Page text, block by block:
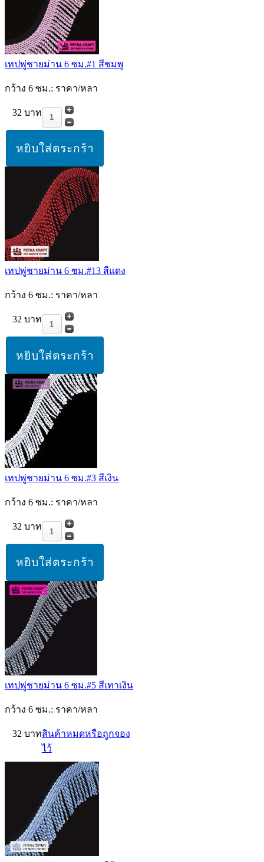
เทปพู่ชายม่าน 6 ซม.#1 สีชมพู
กว้าง 6 ซม.: ราคา/หลา
32 บาท
เทปพู่ชายม่าน 6 ซม.#13 สีแดง
กว้าง 6 ซม.: ราคา/หลา
32 บาท
เทปพู่ชายม่าน 6 ซม.#3 สีเงิน
กว้าง 6 ซม.: ราคา/หลา
32 บาท
เทปพู่ชายม่าน 6 ซม.#5 สีเทาเงิน
กว้าง 6 ซม.: ราคา/หลา
32 บาทสินค้าหมดหรือถูกจอง
ไว้